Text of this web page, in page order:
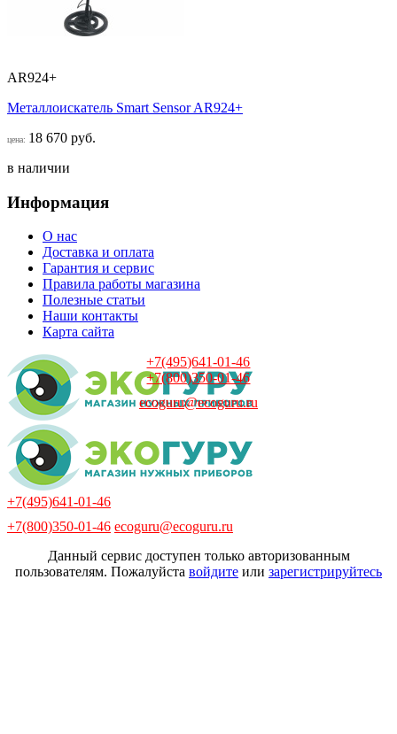
AR924+
Металлоискатель Smart Sensor AR924+
цена: 18 670 руб.
в наличии
Информация
О нас
Доставка и оплата
Гарантия и сервис
Правила работы магазина
Полезные статьи
Наши контакты
Карта сайта
+7(495)641-01-46
+7(800)350-01-46
ecoguru@ecoguru.ru
+7(495)641-01-46
+7(800)350-01-46 ecoguru@ecoguru.ru
Данный сервис доступен только авторизованным
пользователям. Пожалуйста войдите или зарегистрируйтесь